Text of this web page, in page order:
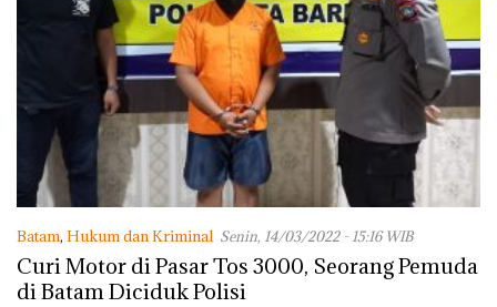
Batam, Hukum dan Kriminal Senin, 14/03/2022 - 15:16 WIB
Curi Motor di Pasar Tos 3000, Seorang Pemuda
di Batam Diciduk Polisi